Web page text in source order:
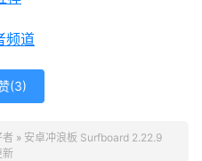
频道
(3)
» 安卓冲浪板 Surfboard 2.22.9
新